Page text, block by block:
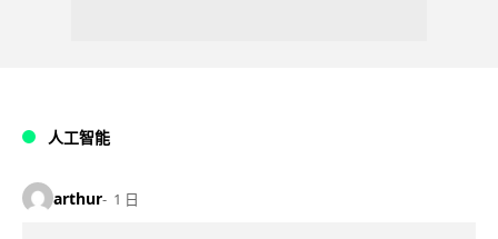
人工智能
arthur 1 日